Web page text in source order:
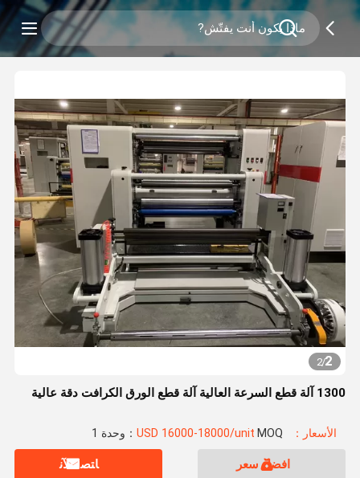
2
/
2
1300 آلة قطع السرعة العالية آلة قطع الورق الكرافت دقة عالية
الأسعار：USD 16000-18000/unit MOQ：وحدة 1
افضل سعر ﺎﺘﺼﻟ ﺍﻶﻧ